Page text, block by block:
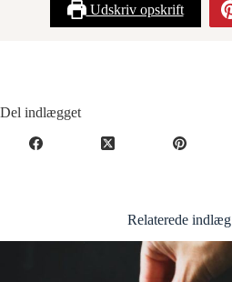
Udskriv opskrift
Del indlægget
Relaterede indlæg